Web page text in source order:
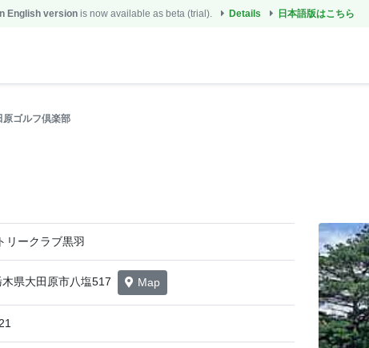
English versionis now available as beta (trial). Details 日本語版はこちら
原ゴルフ倶楽部
リークラブ黒羽
県大田原市八塩517 Map